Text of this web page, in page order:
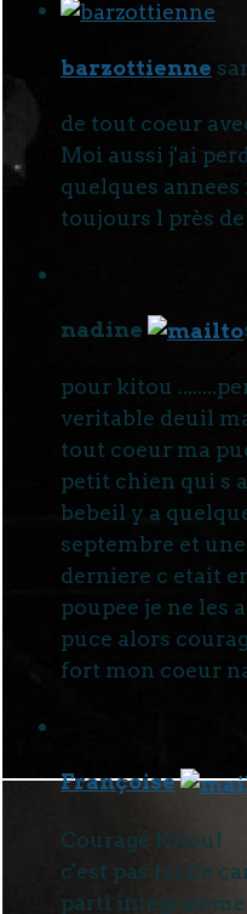
barzottienne
de tout coeur
Moi aussi j'ai
quelques
toujours l près
nadine
pour kitou
veritable deuil
tout coeur ma
petit chien qui s
bebeil y a
septembre et
derniere c etait
poupee je ne les
puce alors
fort mon coeur
Françoise
Courage Kitou!
c'est pas facile
parti